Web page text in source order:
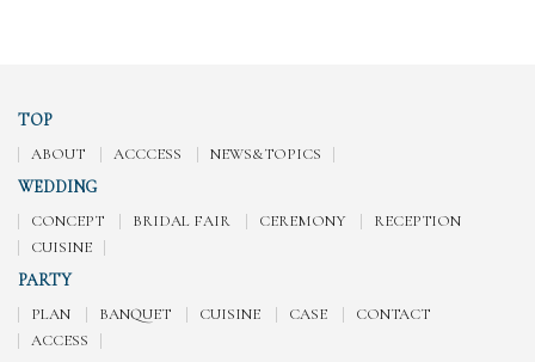
TOP
ABOUT ACCCESS NEWS&TOPICS
WEDDING
CONCEPT BRIDAL FAIR CEREMONY
RECEPTION
CUISINE
PARTY
PLAN BANQUET CUISINE CASE
CONTACT
ACCESS